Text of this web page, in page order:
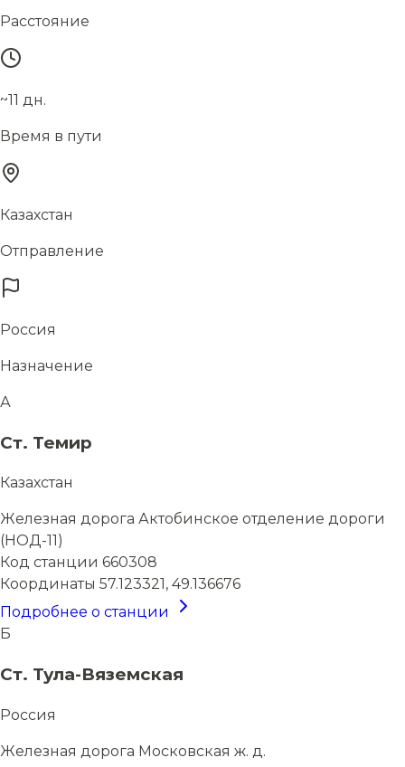
Расстояние
~11 дн.
Время в пути
Казахстан
Отправление
Россия
Назначение
А
Ст. Темир
Казахстан
Железная дорога Актобинское отделение дороги
(НОД-11)
Код станции 660308
Координаты 57.123321, 49.136676
Подробнее о станции
Б
Ст. Тула-Вяземская
Россия
Железная дорога Московская ж. д.